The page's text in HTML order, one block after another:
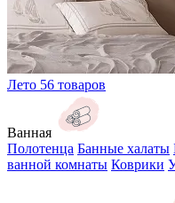
Лето 56 товаров
Ванная
Полотенца Банные халаты
ванной комнаты Коврики